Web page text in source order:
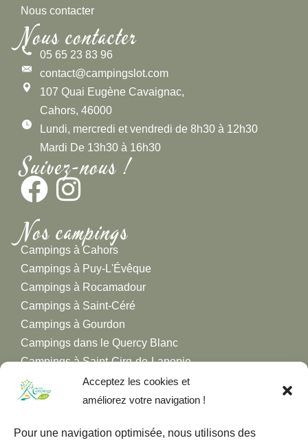
Acceptez les cookies et
améliorez votre navigation !
Pour une navigation optimisée, nous utilisons des
Nous contacter
Nous contacter
05 65 23 83 96
contact@campingslot.com
107 Quai Eugène Cavaignac,
Cahors, 46000
Lundi, mercredi et vendredi de 8h30 à 12h30
Mardi De 13h30 à 16h30
Suivez-nous !
Nos campings
Campings à Cahors
Campings à Puy-L'Évêque
Campings à Rocamadour
Campings à Saint-Céré
Campings à Gourdon
Campings dans le Quercy Blanc
Campings à Saint-Cirq-de-Lapopie
Campings à Figeac
Campings dans la Vallée de la Dordogne
Campings dans la Vallée du Célé